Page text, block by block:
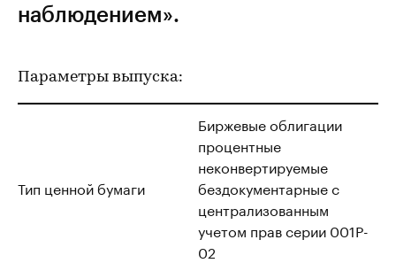
наблюдением».
Параметры выпуска:
Тип ценной бумаги
Биржевые облигации
процентные
неконвертируемые
бездокументарные с
централизованным
учетом прав серии 001P-
02